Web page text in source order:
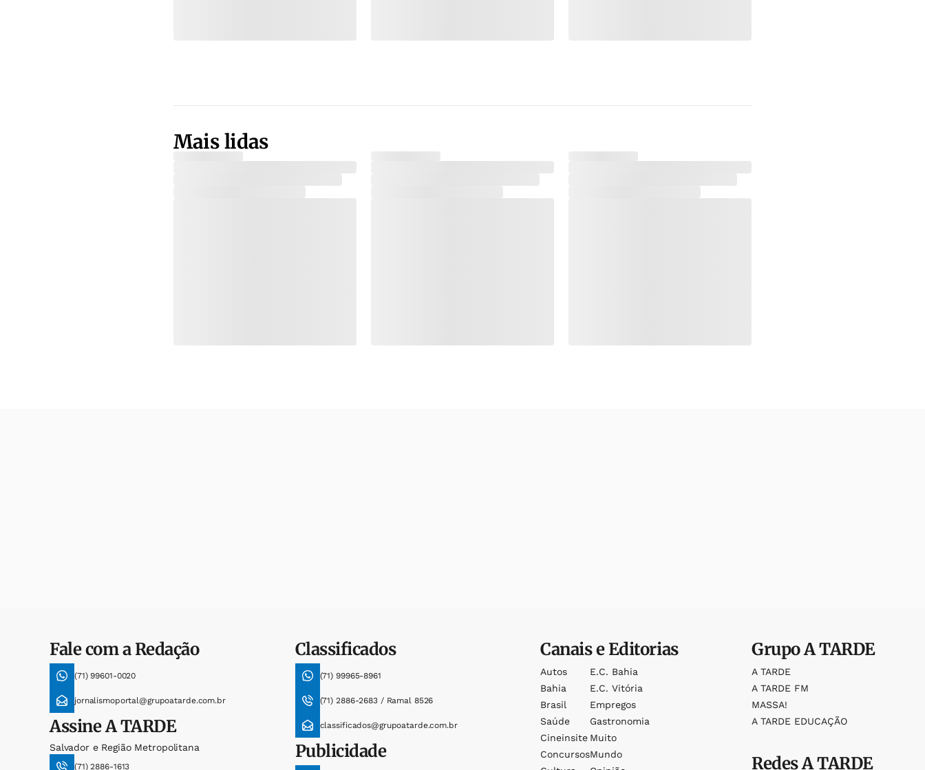
Mais lidas
Fale com a Redação
(71) 99601-0020
jornalismoportal@grupoatarde.com.br
AssineA TARDE
Salvador e Região Metropolitana
(71) 2886-1613
Classificados
(71) 99965-8961
(71) 2886-2683 / Ramal 8526
classificados@grupoatarde.com.br
Publicidade
Canais e Editorias
Autos
Bahia
Brasil
Saúde
Cineinsite
Concursos
E.c. Bahia
E.c. Vitória
Empregos
Gastronomia
Muito
Mundo
GrupoA TARDE
A TARDE
A TARDE FM
MASSA!
A TARDE EDUCAÇÃO
RedesA TARDE